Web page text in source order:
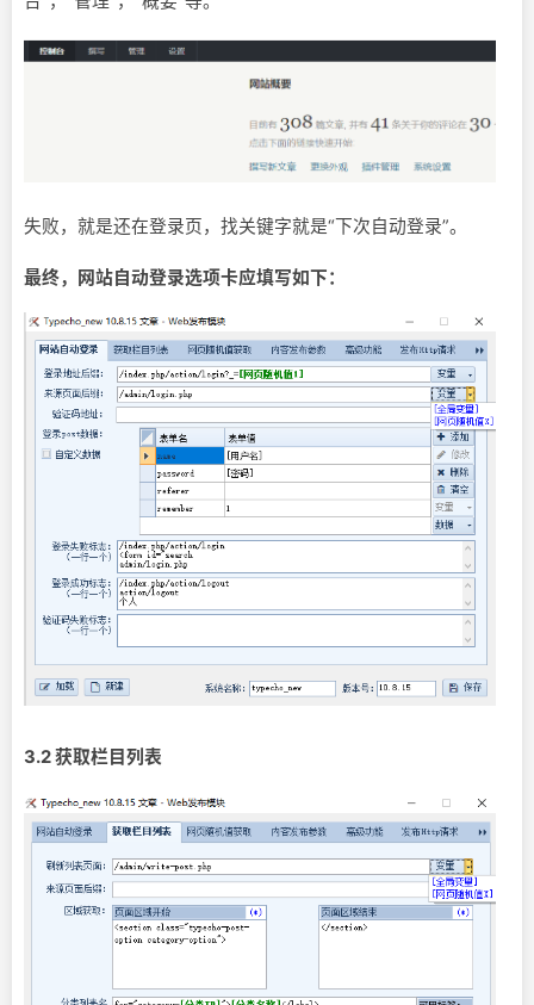
失败，就是还在登录页，找关键字就是“下次自动登录”。
最终，网站自动登录选项卡应填写如下：
3.2 获取栏目列表